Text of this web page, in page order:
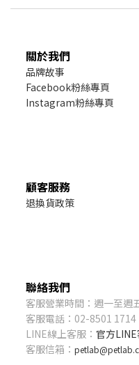
關於我們
品牌故事
Facebook粉絲專頁
Instagram粉絲專頁
顧客服務
退換貨政策
聯絡我們
客服營業時間：週一至週
客服電話：02-8501 1714
LINE線上客服： 官方
客服信箱：